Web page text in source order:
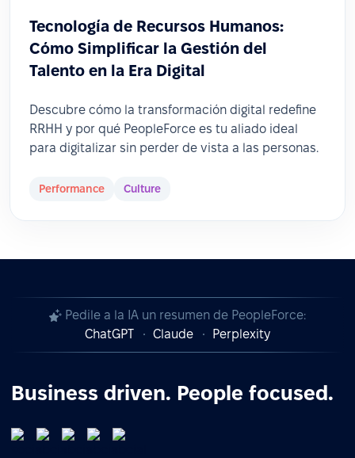
Tecnología de Recursos Humanos:
Cómo Simplificar la Gestión del
Talento en la Era Digital
Descubre cómo la transformación digital redefine
RRHH y por qué PeopleForce es tu aliado ideal
para digitalizar sin perder de vista a las personas.
Performance Culture
Pedile a la IA un resumen de PeopleForce:
ChatGPT
Claude Perplexity
Business driven. People focused.